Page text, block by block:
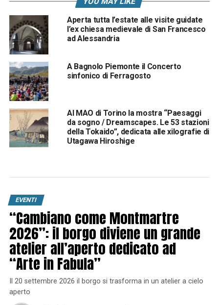
Aperta tutta l’estate alle visite guidate
l’ex chiesa medievale di San Francesco
ad Alessandria
A Bagnolo Piemonte il Concerto
sinfonico di Ferragosto
Al MAO di Torino la mostra “Paesaggi
da sogno / Dreamscapes. Le 53 stazioni
della Tokaido”, dedicata alle xilografie di
Utagawa Hiroshige
EVENTI
“Cambiano come Montmartre
2026”: il borgo diviene un grande
atelier all’aperto dedicato ad
“Arte in Fabula”
Il 20 settembre 2026 il borgo si trasforma in un atelier a cielo
aperto